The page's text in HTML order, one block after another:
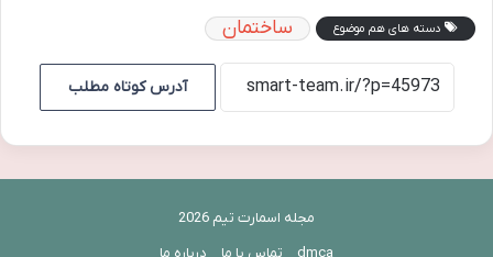
دسته های هم موضوع ساختمان
آدرس کوتاه مطلب
مجله اسمارت تیم 2026
dmca
تماس با ما درباره ما